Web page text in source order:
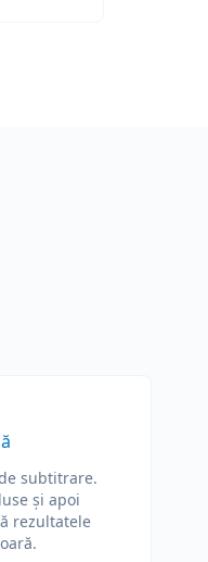
subtitrare.
și apoi
rezultatele